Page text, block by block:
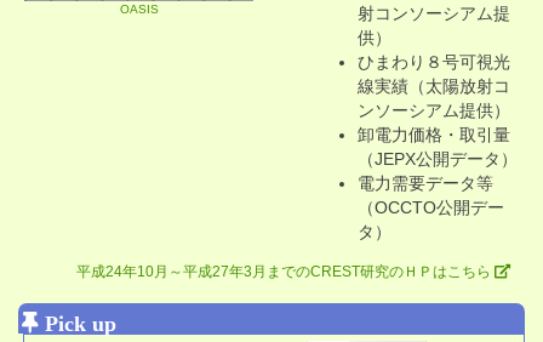
OASIS
射コンソーシアム提
供）
ひまわり８号可視光
線実績（太陽放射コ
ンソーシアム提供）
卸電力価格・取引量
（JEPX公開データ）
電力需要データ等
（OCCTO公開デー
タ）
平成24年10月～平成27年3月までのCREST研究のＨＰはこちら
Pick up